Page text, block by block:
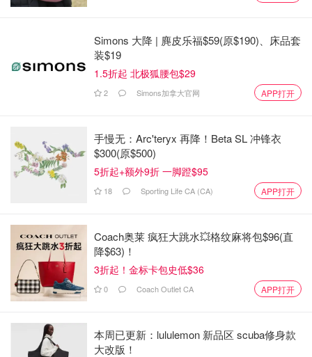
安省省长福特私宅降价50万卖出！不
能忍受抗议者影响邻居被迫搬家，房
子内景曝光！
Simons 大降 | 麂皮乐福$59(原$190)、床品套
装$19
1.5折起 北极狐腰包$29
2 Simons加拿大官网 APP打开
手慢无：Arc'teryx 再降！Beta SL 冲锋衣
$300(原$500)
5折起+额外9折 一脚蹬$95
18 Sporting Life CA (CA) APP打开
Coach奥莱 疯狂大跳水💥格纹麻将包$96(直
降$63)！
3折起！金标卡包史低$36
0 Coach Outlet CA APP打开
本周已更新：lululemon 新品区 scuba修身款
大改版！